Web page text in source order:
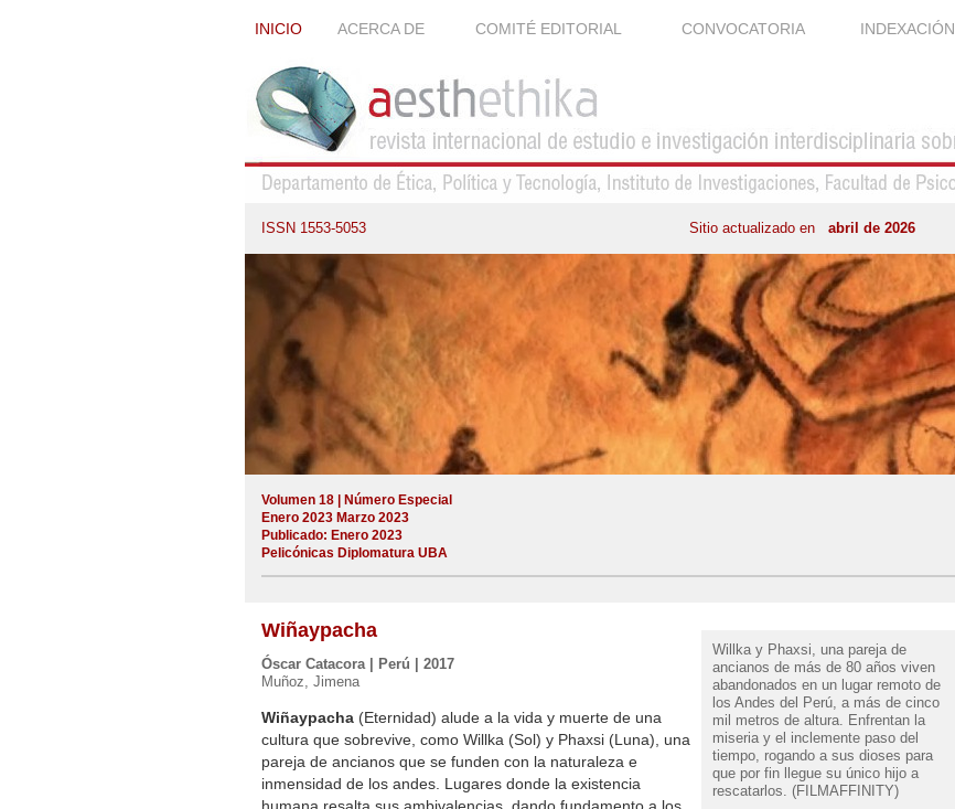
INICIO ACERCA DE COMITÉ EDITORIAL CONVOCATORIA INDEXACIÓN
ISSN 1553-5053 Sitio actualizado en abril de 2026
Volumen 18 | Número Especial
Enero 2023 Marzo 2023
Publicado: Enero 2023
Pelicónicas Diplomatura UBA
Willka y Phaxsi, una pareja de
ancianos de más de 80 años viven
abandonados en un lugar remoto de
los Andes del Perú, a más de cinco
mil metros de altura. Enfrentan la
miseria y el inclemente paso del
tiempo, rogando a sus dioses para
que por fin llegue su único hijo a
rescatarlos. (FILMAFFINITY)
Wiñaypacha
Óscar Catacora | Perú | 2017
Muñoz, Jimena
Wiñaypacha (Eternidad) alude a la vida y muerte de una
cultura que sobrevive, como Willka (Sol) y Phaxsi (Luna), una
pareja de ancianos que se funden con la naturaleza e
inmensidad de los andes. Lugares donde la existencia